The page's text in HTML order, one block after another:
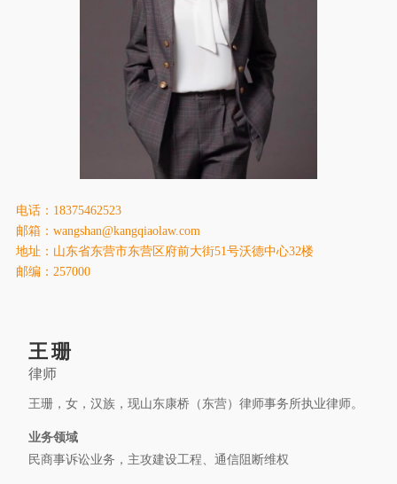
社会责任
康桥法治研究院
康桥出版
电话：18375462523
邮箱：wangshan@kangqiaolaw.com
地址：山东省东营市东营区府前大街51号沃德中心32楼
邮编：257000
王珊
律师
王珊，女，汉族，现山东康桥（东营）律师事务所执业律师。
业务领域
民商事诉讼业务，主攻建设工程、通信阻断维权